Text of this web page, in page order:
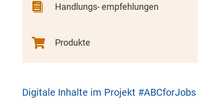
 Handlungs- empfehlungen
 Produkte
Digitale Inhalte im Projekt #ABCforJobs